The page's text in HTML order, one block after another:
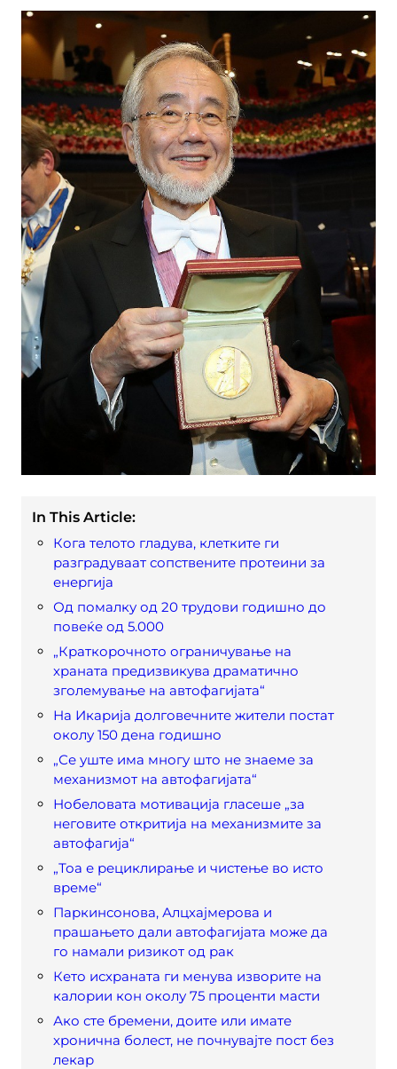
In This Article:
Кога телото гладува, клетките ги
разградуваат сопствените протеини за
енергија
Од помалку од 20 трудови годишно до
повеќе од 5.000
„Краткорочното ограничување на
храната предизвикува драматично
зголемување на автофагијата“
На Икарија долговечните жители постат
околу 150 дена годишно
„Се уште има многу што не знаеме за
механизмот на автофагијата“
Нобеловата мотивација гласеше „за
неговите откритија на механизмите за
автофагија“
„Тоа е рециклирање и чистење во исто
време“
Паркинсонова, Алцхајмерова и
прашањето дали автофагијата може да
го намали ризикот од рак
Кето исхраната ги менува изворите на
калории кон околу 75 проценти масти
Ако сте бремени, доите или имате
хронична болест, не почнувајте пост без
лекар